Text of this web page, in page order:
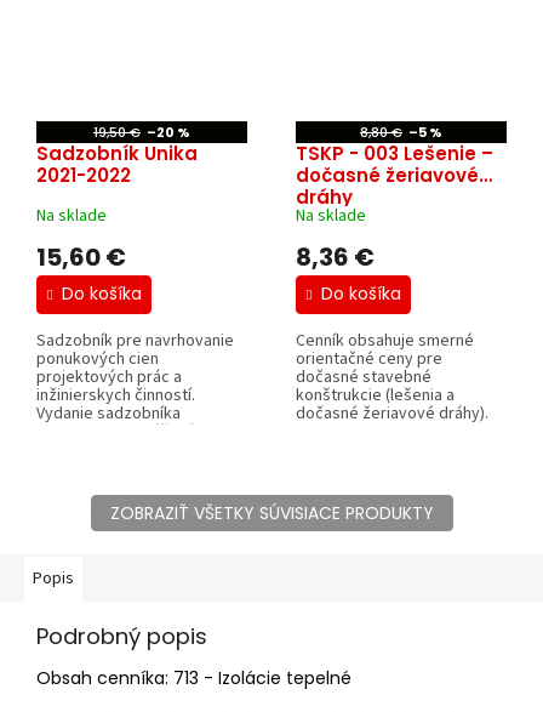
19,50 € –20 %
Sadzobník Unika
2021-2022
Na sklade
15,60 €
Do košíka
Sadzobník pre navrhovanie
ponukových cien
projektových prác a
inžinierskych činností.
Vydanie sadzobníka
obsahuje odporúčané
8,80 € –5 %
TSKP - 003 Lešenie –
dočasné žeriavové
dráhy
CENEKON
Na sklade
8,36 €
Do košíka
Cenník obsahuje smerné
orientačné ceny pre
dočasné stavebné
konštrukcie (lešenia a
dočasné žeriavové dráhy).
ZOBRAZIŤ VŠETKY SÚVISIACE PRODUKTY
Popis
Podrobný popis
Obsah cenníka: 713 - Izolácie tepelné